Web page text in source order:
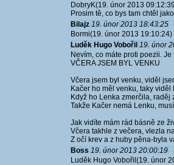
DobryK(19. únor 2013
Prosim tě, co bys tam chtěl
Bilajz 19. únor 2013 18:43:25
Bormi(19. únor 2013
Luděk Hugo Vobořil 19. únor
Nevím, co máte proti poezii.
VČERA JSEM BYL VENKU
Včera jsem byl venku, viděl
Kačer ho měl venku, taky viděl
Když ho Lenka zmerčila, raděj
Takže Kačer nemá Lenku,
Jak vidíte mám rád básně ze
Včera takhle z večera, vlezla
Z očí krev a z huby pěna-byla
Boss 19. únor 2013 20:00:19
Luděk Hugo Vobořil(19. únor